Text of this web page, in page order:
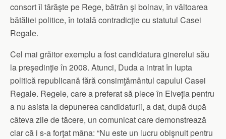
consort îl târăşte pe Rege, bătrân şi bolnav, în vâltoarea
bătăliei politice, în totală contra­dicţie cu statutul Casei
Regale.
Cel mai grăitor exemplu a fost candidatura ginerelui său
la preşedinţie în 2008. Atunci, Duda a intrat în lupta
politică republicană fără consimţământul capului Casei
Regale. Regele, care a preferat să plece în Elveţia pentru
a nu asista la depunerea candidaturii, a dat, după după
câteva zile de tăcere, un comunicat care demonstrează
clar că i s-a forţat mâna: “Nu este un lucru obişnuit pentru